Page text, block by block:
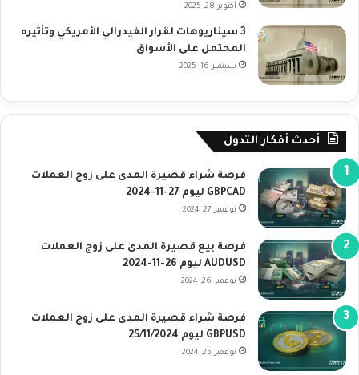
أكتوبر 28, 2025
3 سيناريوهات لقرار الفيدرالي الأمريكي وتأثيره
المحتمل على الأسواق
سبتمبر 16, 2025
أحدث أفكار التدول
فرصة شراء قصيرة المدى على زوج العملات
GBPCAD ليوم 27-11-2024
نوفمبر 27, 2024
فرصة بيع قصيرة المدى على زوج العملات
AUDUSD ليوم 26-11-2024
نوفمبر 26, 2024
فرصة شراء قصيرة المدى على زوج العملات
GBPUSD ليوم 25/11/2024
نوفمبر 25, 2024